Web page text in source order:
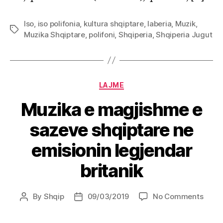
Tags
Iso iso polifonia kultura shqiptare, laberia Muzik,
Muzika Shqiptare, polifoni Shqiperia ,Shqiperia Jugut
Categories
LAJME
Muzika e magjishme e
sazeve shqiptare ne
emisionin legjendar
britanik
Post
By Shqip
Post09/03/2019 No Commentson